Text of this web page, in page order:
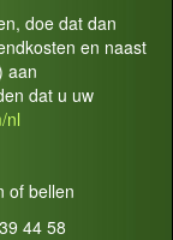
doe dat dan
en naast
aan
dat u uw
nl
of bellen
44 58